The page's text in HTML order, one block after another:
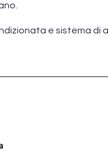
e sistema di